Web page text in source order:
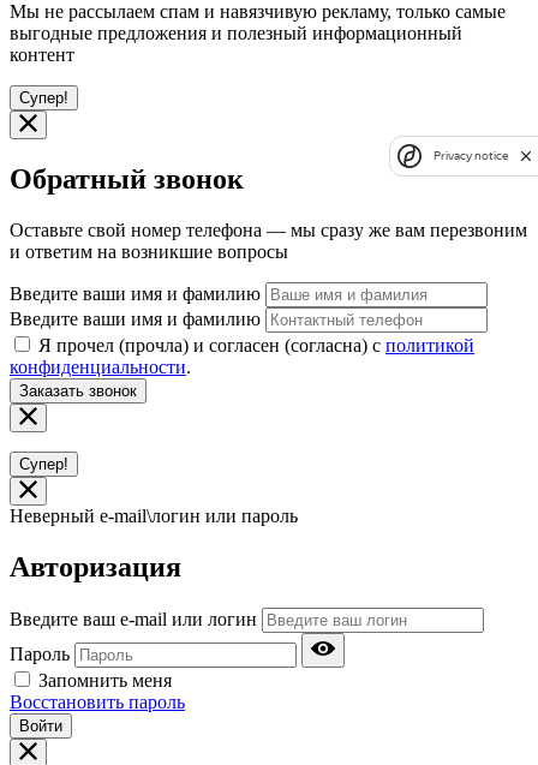
Мы не рассылаем спам и навязчивую рекламу, только самые
выгодные предложения и полезный информационный
контент
Супер!
Обратный звонок
Оставьте свой номер телефона — мы сразу же вам перезвоним
и ответим на возникшие вопросы
Введите ваши имя и фамилию
Введите ваши имя и фамилию
Я прочел (прочла) и согласен (согласна) с политикой
конфиденциальности.
Заказать звонок
Супер!
Неверный e-mail\логин или пароль
Авторизация
Введите ваш e-mail или логин
Пароль
Запомнить меня
Восстановить пароль
Войти
Privacy notice